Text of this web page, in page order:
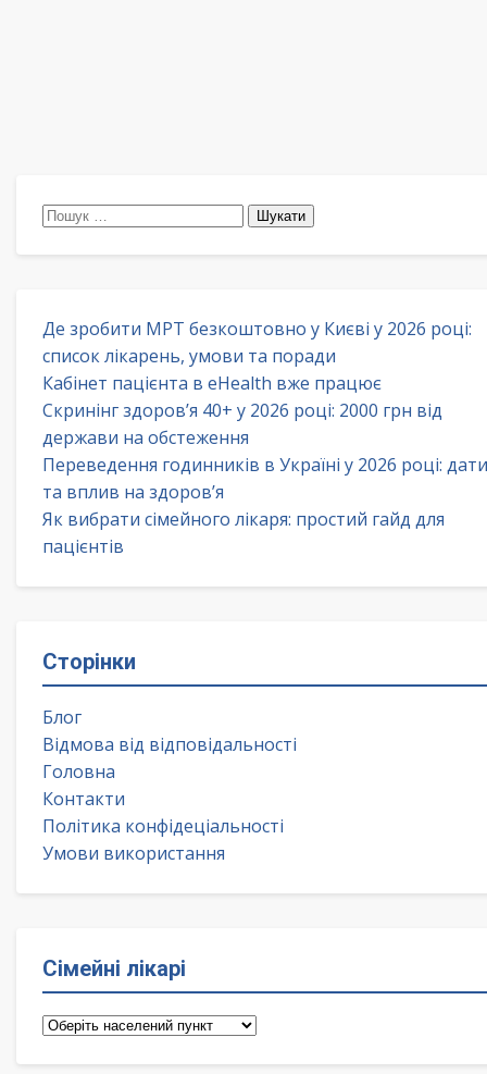
Пошук:
Де зробити МРТ безкоштовно у Києві у 2026 році:
список лікарень, умови та поради
Кабінет пацієнта в eHealth вже працює
Скринінг здоров’я 40+ у 2026 році: 2000 грн від
держави на обстеження
Переведення годинників в Україні у 2026 році: дати
та вплив на здоров’я
Як вибрати сімейного лікаря: простий гайд для
пацієнтів
Сторінки
Блог
Відмова від відповідальності
Головна
Контакти
Політика конфідеціальності
Умови використання
Сімейні лікарі
Сімейні